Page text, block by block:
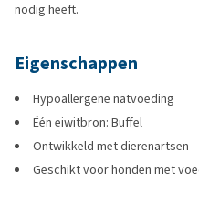
nodig heeft.
Eigenschappen
Hypoallergene natvoeding
Één eiwitbron: Buffel
Ontwikkeld met dierenartsen
Geschikt voor honden met